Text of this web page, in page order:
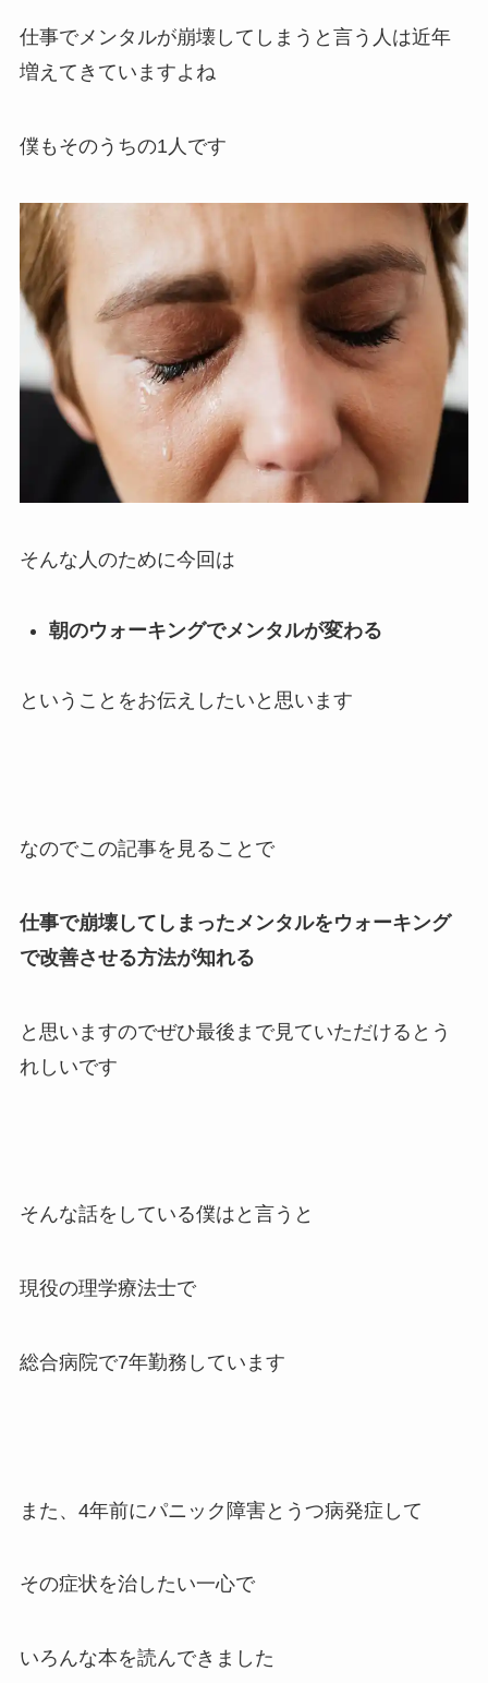
仕事でメンタルが崩壊してしまうと言う人は近年
増えてきていますよね
僕もそのうちの1人です
そんな人のために今回は
朝のウォーキングでメンタルが変わる
ということをお伝えしたいと思います
なのでこの記事を見ることで
仕事で崩壊してしまったメンタルをウォーキング
で改善させる方法が知れる
と思いますのでぜひ最後まで見ていただけるとう
れしいです
そんな話をしている僕はと言うと
現役の理学療法士で
総合病院で7年勤務しています
また、4年前にパニック障害とうつ病発症して
その症状を治したい一心で
いろんな本を読んできました